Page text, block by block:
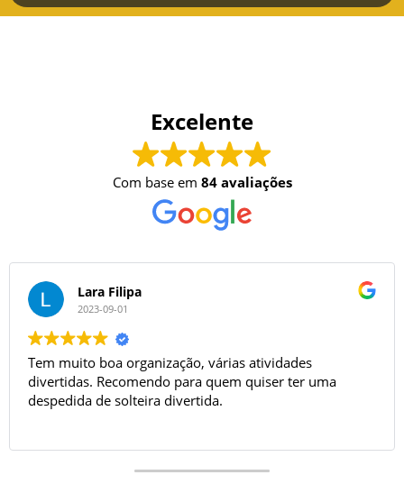
Excelente
Com base em 84 avaliações
Lara Filipa
2023-09-01
Tem muito boa organização, várias atividades
divertidas. Recomendo para quem quiser ter uma
despedida de solteira divertida.